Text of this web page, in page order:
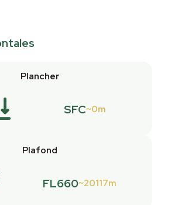
Plancher
SFC 0m
Plafond
FL660 20117m